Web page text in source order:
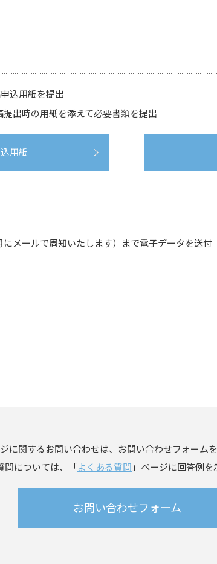
込用紙を提出
提出時の用紙を添えて必要書類を提出
用紙
メールで周知いたします）まで電子データを送付
に関するお問い合わせは、お問い合わせフォーム
問については、「よくある質問 」ページに回答例
お問い合わせフォーム